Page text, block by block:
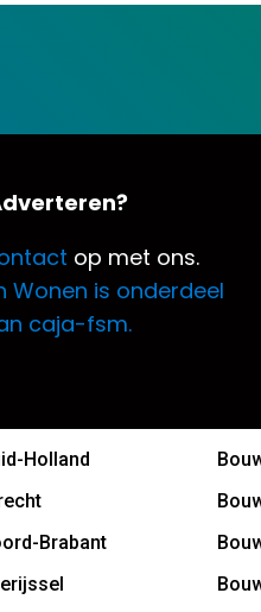
op met ons.
Wonen is onderdeel
caja-fsm.
Holland
Brabant